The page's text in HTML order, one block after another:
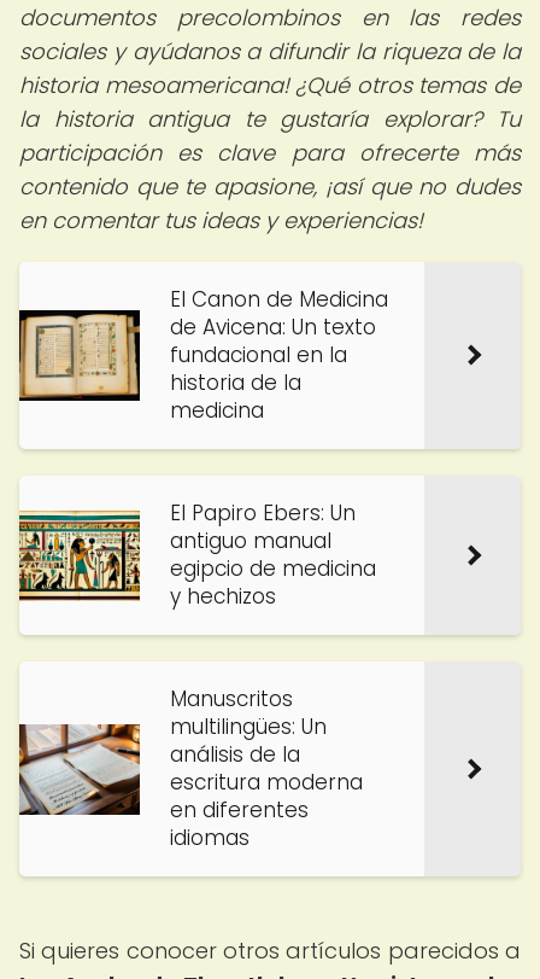
documentos precolombinos en las redes
sociales y ayúdanos a difundir la riqueza de la
historia mesoamericana! ¿Qué otros temas de
la historia antigua te gustaría explorar? Tu
participación es clave para ofrecerte más
contenido que te apasione, ¡así que no dudes
en comentar tus ideas y experiencias!
El Canon de Medicina
de Avicena: Un texto
fundacional en la
historia de la
medicina
El Papiro Ebers: Un
antiguo manual
egipcio de medicina
y hechizos
Manuscritos
multilingües: Un
análisis de la
escritura moderna
en diferentes
idiomas
Si quieres conocer otros artículos parecidos a